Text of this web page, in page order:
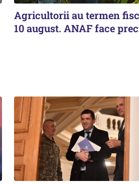
Agricultorii au termen
10 august. ANAF face